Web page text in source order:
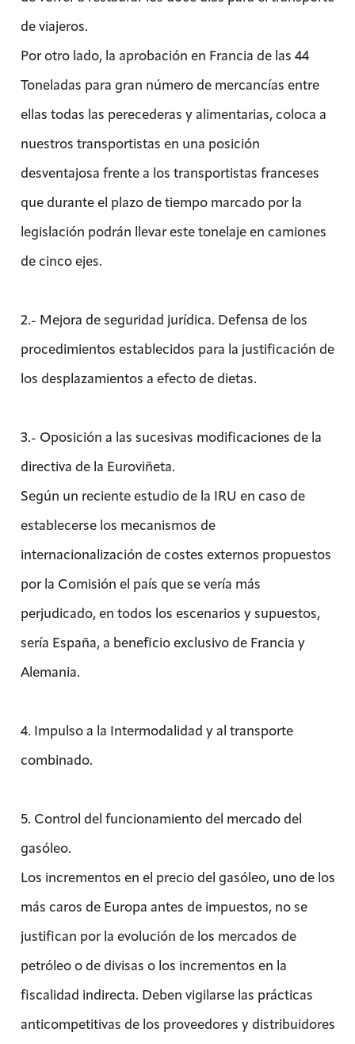
de viajeros.
Por otro lado, la aprobación en Francia de las 44
Toneladas para gran número de mercancías entre
ellas todas las perecederas y alimentarias, coloca a
nuestros transportistas en una posición
desventajosa frente a los transportistas franceses
que durante el plazo de tiempo marcado por la
legislación podrán llevar este tonelaje en camiones
de cinco ejes.
2.- Mejora de seguridad jurídica. Defensa de los
procedimientos establecidos para la justificación de
los desplazamientos a efecto de dietas.
3.- Oposición a las sucesivas modificaciones de la
directiva de la Euroviñeta.
Según un reciente estudio de la IRU en caso de
establecerse los mecanismos de
internacionalización de costes externos propuestos
por la Comisión el país que se vería más
perjudicado, en todos los escenarios y supuestos,
sería España, a beneficio exclusivo de Francia y
Alemania.
4. Impulso a la Intermodalidad y al transporte
combinado.
5. Control del funcionamiento del mercado del
gasóleo.
Los incrementos en el precio del gasóleo, uno de los
más caros de Europa antes de impuestos, no se
justifican por la evolución de los mercados de
petróleo o de divisas o los incrementos en la
fiscalidad indirecta. Deben vigilarse las prácticas
anticompetitivas de los proveedores y distribuidores